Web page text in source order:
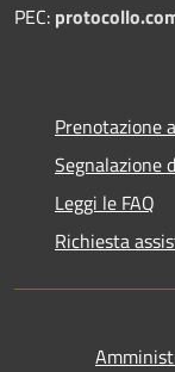
PEC:
Prenotazione
Segnalazione
Leggi le FAQ
Richiesta